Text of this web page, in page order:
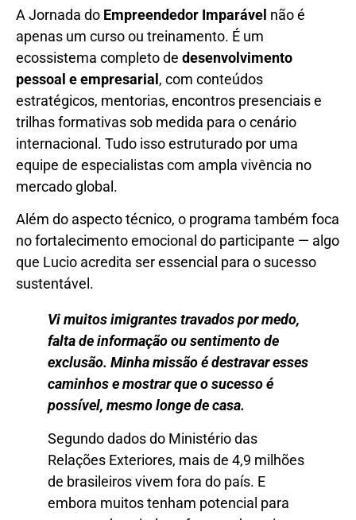
A Jornada do Empreendedor Imparável não é
apenas um curso ou treinamento. É um
ecossistema completo de desenvolvimento
pessoal e empresarial , com conteúdos
estratégicos, mentorias, encontros presenciais e
trilhas formativas sob medida para o cenário
internacional. Tudo isso estruturado por uma
equipe de especialistas com ampla vivência no
mercado global.
Além do aspecto técnico, o programa também foca
no fortalecimento emocional do participante — algo
que Lucio acredita ser essencial para o sucesso
sustentável.
Vi muitos imigrantes travados por medo,
falta de informação ou sentimento de
exclusão. Minha missão é destravar esses
caminhos e mostrar que o sucesso é
possível, mesmo longe de casa.
Segundo dados do Ministério das
Relações Exteriores, mais de 4,9 milhões
de brasileiros vivem fora do país. E
embora muitos tenham potencial para